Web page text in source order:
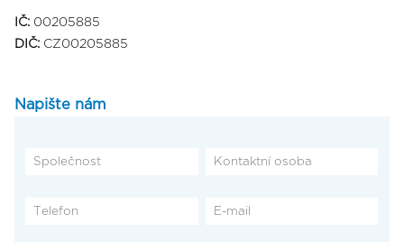
IČ: 00205885
DIČ: CZ00205885
Napište nám